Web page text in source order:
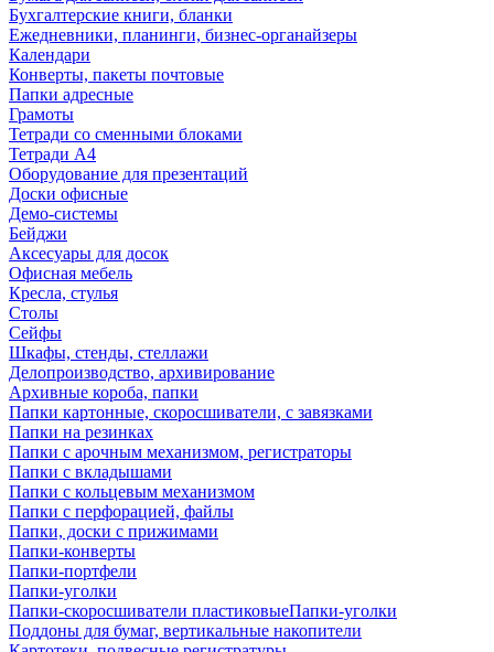
Бухгалтерские книги, бланки
Ежедневники, планинги, бизнес-органайзеры
Календари
Конверты, пакеты почтовые
Папки адресные
Грамоты
Тетради со сменными блоками
Тетради А4
Оборудование для презентаций
Доски офисные
Демо-системы
Бейджи
Аксесуары для досок
Офисная мебель
Кресла, стулья
Столы
Сейфы
Шкафы, стенды, стеллажи
Делопроизводство, архивирование
Архивные короба, папки
Папки картонные, скоросшиватели, с завязками
Папки на резинках
Папки с арочным механизмом, регистраторы
Папки с вкладышами
Папки с кольцевым механизмом
Папки с перфорацией, файлы
Папки, доски с прижимами
Папки-конверты
Папки-портфели
Папки-уголки
Папки-скоросшиватели пластиковыеПапки-уголки
Поддоны для бумаг, вертикальные накопители